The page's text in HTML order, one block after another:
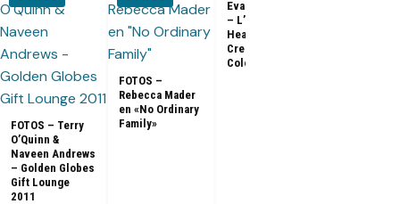
FOTOS – Terry
O’Quinn &
Naveen Andrews
– Golden Globes
Gift Lounge
2011
FOTOS –
Rebecca Mader
en «No Ordinary
Family»
Evangeline Lilly
– L’Oreal
Healthy Look
Creme Gloss
Color [HD]